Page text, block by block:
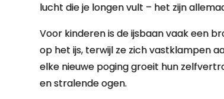
lucht die je longen vult – het zijn
Voor kinderen is de ijsbaan vaak een
op het ijs, terwijl ze zich vastklampen
elke nieuwe poging groeit hun
en stralende ogen.